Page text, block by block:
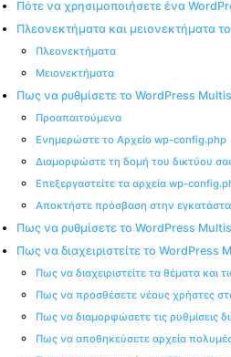
Πότε να χρησιμοποιήσετε ένα
Πλεονεκτήματα και μειονεκτήματα
Πλεονεκτήματα
Μειονεκτήματα
Πως να ρυθμίσετε το WordPress
Προαπαιτούμενα
Ενημερώστε το Αρχείο wp-config.php
Διαμορφώστε τη δομή του δικτύου
Επεξεργαστείτε τα αρχεία wp-
Αποκτήστε πρόσβαση στην
Πως να ρυθμίσετε το WordPress
Πως να διαχειριστείτε το WordPress
Πως να διαχειριστείτε τα θέματα και
Πως να προσθέσετε νέους χρήστες
Πως να διαμορφώσετε τις ρυθμίσεις
Πως να αποθηκεύσετε αρχεία